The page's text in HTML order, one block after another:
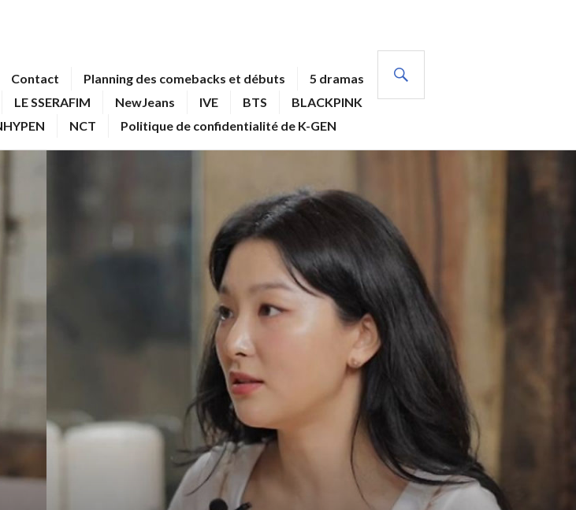
Contact Planning des comebacks et débuts
5 dramas
LE SSERAFIM NewJeans IVE BTS
BLACKPINK
NCT Politique de confidentialité de K-GEN